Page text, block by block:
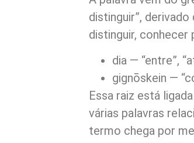
distinguir”, derivado
distinguir, conhecer
dia — “entre”,
gignōskein —
Essa raiz está
várias palavras
termo chega por